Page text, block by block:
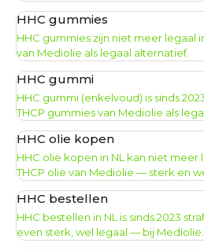
HHC gummies
HHC gummies zijn niet meer legaal
van Mediolie als legaal alternatief.
HHC gummi
HHC gummi (enkelvoud) is sinds
THCP gummies van Mediolie als
HHC olie kopen
HHC olie kopen in NL kan niet meer
THCP olie van Mediolie — sterk en
HHC bestellen
HHC bestellen in NL is sinds 2023
even sterk, wel legaal — bij Mediolie.